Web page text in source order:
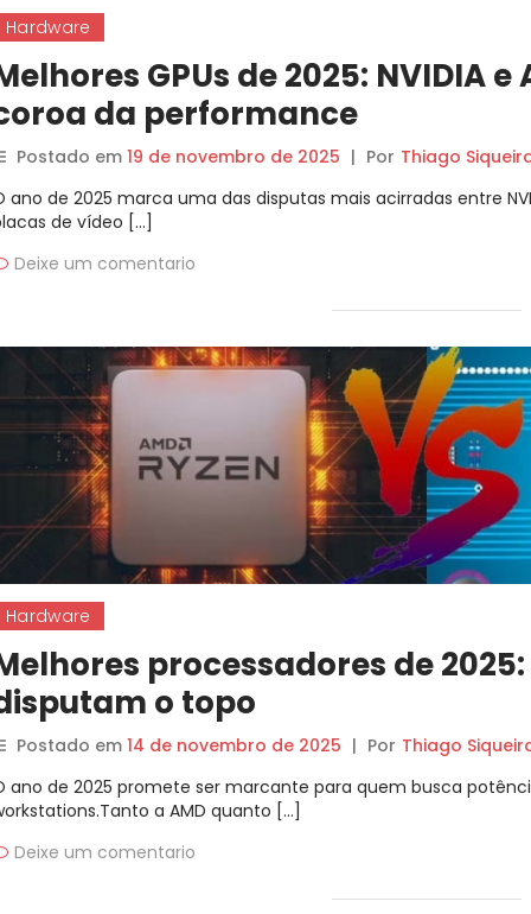
Hardware
GPUs de 2025: NVIDIA
da performance
Postado em 19 de novembro de 2025 | Por Thiago
ano de 2025 marca uma das disputas mais acirradas entre
de vídeo […]
Deixe um comentario
Hardware
processadores de
o topo
Postado em 14 de novembro de 2025 | Por Thiago
ano de 2025 promete ser marcante para quem busca
a AMD quanto […]
Deixe um comentario